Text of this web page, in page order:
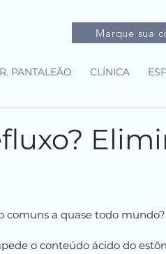
Marque sua
PANTALEÃO CLÍNICA
comuns a quase todo mundo?
o conteúdo ácido do